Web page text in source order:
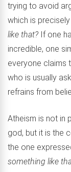
trying to avoid
which is precisely
like that? If one
incredible, one
everyone claims
who is usually
refrains from
Atheism is not in
god, but it is the
the one
something like